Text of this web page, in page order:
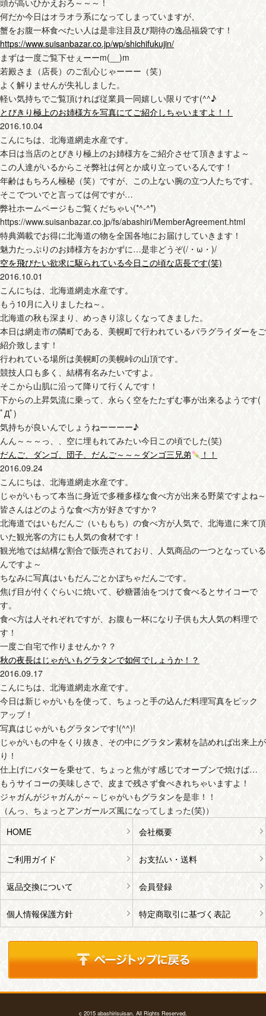
頭が高いひかえおろ～～～！
何だか今日はオラオラ系になってしまっていますが、
蟹をお腹一杯食べたい人は是非注目及び期待の逸品福袋です！
https://www.suisanbazar.co.jp/wp/shichifukujin/
まずは一度ご覧下せぇーーm(__)m
若殿さま（店長）のご乱心じゃーーー（笑）
よく解りませんが失礼しました。
軽い気持ちでご覧頂ければ従業員一同嬉しい限りです(^^♪
とびきり極上のお姉様方を写真にてご紹介しちゃいますよ！！
2016.10.04
こんにちは、北海道網走水産です。
本日は当店のとびきり極上のお姉様方をご紹介させて頂きますよ～
この人達がいるからこそ弊社は何とか成り立っているんです！
年齢はもちろん極秘（笑）ですが、この上ない腕の立つ人たちです。
そこでついでと言っては何ですが…
弊社ホームページもご覧くだちゃい(*^-^*)
https://www.suisanbazar.co.jp/fs/abashiri/MemberAgreement.html
特典満載でお得に北海道の物を全国各地にお届けしていきます！
魅力たっぷりのお姉様方をおかずに…是非どうぞ(/・ω・)/
空を飛びたい欲求に駆られている今日この頃な店長です(笑)
2016.10.01
こんにちは、北海道網走水産です。
もう10月に入りましたね～。
北海道の秋も深まり、めっきり涼しくなってきました。
本日は網走市の隣町である、美幌町で行われているパラグライダーをご
紹介致します！
行われている場所は美幌町の美幌峠の山頂です。
競技人口も多く、結構有名みたいですよ。
そこから山肌に沿って降りて行くんです！
下からの上昇気流に乗って、永らく空をたたずむ事が出来るようです(
ﾟДﾟ)
気持ちが良いんでしょうねーーーー♪
んん～～～っ、、空に埋もれてみたい今日この頃でした(笑)
だんご、ダンゴ、団子、だんご～～～ダンゴ三兄弟
！！
2016.09.24
こんにちは、北海道網走水産です。
じゃがいもって本当に身近で多種多様な食べ方が出来る野菜ですよね～
皆さんはどのような食べ方が好きですか？
北海道ではいもだんご（いももち）の食べ方が人気で、北海道に来て頂
いた観光客の方にも人気の食材です！
観光地では結構な割合で販売されており、人気商品の一つとなっている
んですよ～
ちなみに写真はいもだんごとかぼちゃだんごです。
焦げ目が付くぐらいに焼いて、砂糖醤油をつけて食べるとサイコーで
す。
食べ方は人それぞれですが、お腹も一杯になり子供も大人気の料理で
す！
一度ご自宅で作りませんか？？
秋の夜長はじゃがいもグラタンで如何でしょうか！？
2016.09.17
こんにちは、北海道網走水産です。
今日は新じゃがいもを使って、ちょっと手の込んだ料理写真をピック
アップ！
写真はじゃがいもグラタンです!(^^)!
じゃがいもの中をくり抜き、その中にグラタン素材を詰めれば出来上が
り！
仕上げにバターを乗せて、ちょっと焦がす感じでオーブンで焼けば…
もうサイコーの美味しさで、皮まで残さず食べきれちゃいますよ！
ジャガんがジャガんが～～じゃがいもグラタンを是非！！
（んっ、ちょっとアンガールズ風になってしまった(笑)）
HOME
会社概要
ご利用ガイド お支払い・送料
返品交換について 会員登録
個人情報保護方針 特定商取引に基づく表記
c 2015 abashirisuisan. All Rights Reserved.